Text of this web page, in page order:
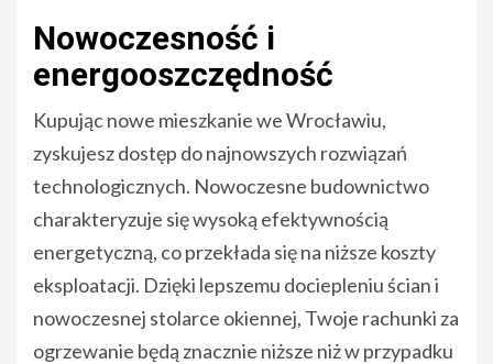
Nowoczesność i
energooszczędność
Kupując nowe mieszkanie we Wrocławiu,
zyskujesz dostęp do najnowszych rozwiązań
technologicznych. Nowoczesne budownictwo
charakteryzuje się wysoką efektywnością
energetyczną, co przekłada się na niższe koszty
eksploatacji. Dzięki lepszemu dociepleniu ścian i
nowoczesnej stolarce okiennej, Twoje rachunki za
ogrzewanie będą znacznie niższe niż w przypadku